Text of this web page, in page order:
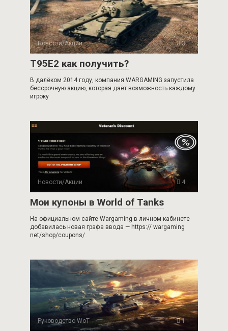
Новости/Акции 3
Т95Е2 как получить?
В далёком 2014 году, компания WARGAMING запустила
бессрочную акцию, которая даёт возможность каждому
игроку
Новости/Акции 4
Мои купоны в World of Tanks
На официальном сайте Wargaming в личном кабинете
добавилась новая графа ввода — https:// wargaming
net/shop/coupons/
Руководство WoT 1